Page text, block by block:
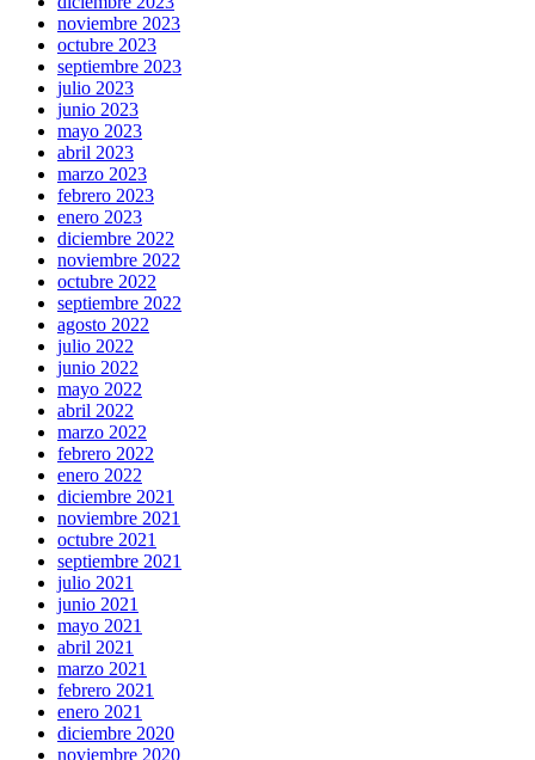
noviembre 2023
octubre 2023
septiembre 2023
julio 2023
junio 2023
mayo 2023
abril 2023
marzo 2023
febrero 2023
enero 2023
diciembre 2022
noviembre 2022
octubre 2022
septiembre 2022
agosto 2022
julio 2022
junio 2022
mayo 2022
abril 2022
marzo 2022
febrero 2022
enero 2022
diciembre 2021
noviembre 2021
octubre 2021
septiembre 2021
julio 2021
junio 2021
mayo 2021
abril 2021
marzo 2021
febrero 2021
enero 2021
diciembre 2020
noviembre 2020